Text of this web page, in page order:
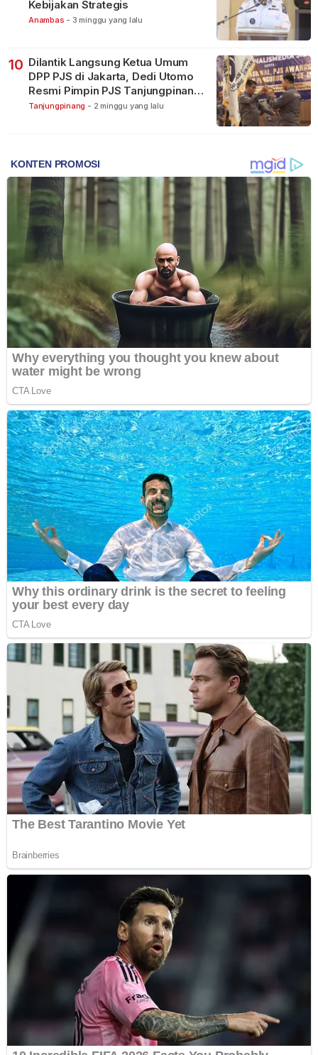
Kebijakan Strategis
Anambas - 3 minggu yang lalu
10 Dilantik Langsung Ketua Umum
DPP PJS di Jakarta, Dedi Utomo
Resmi Pimpin PJS Tanjungpinang-
Bintan
Tanjungpinang - 2 minggu yang lalu